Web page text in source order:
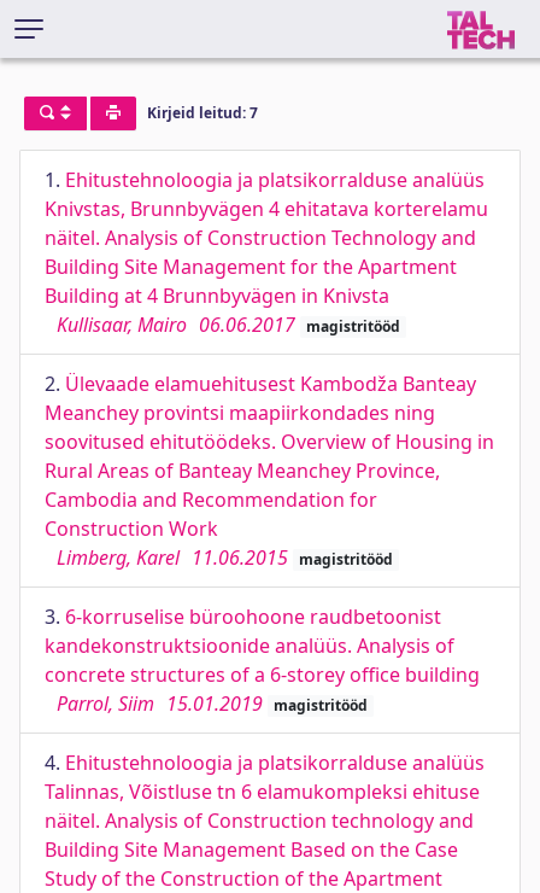
Kirjeid leitud: 7
1. Ehitustehnoloogia ja platsikorralduse analüüs
Knivstas, Brunnbyvägen 4 ehitatava korterelamu
näitel. Analysis of Construction Technology and
Building Site Management for the Apartment
Building at 4 Brunnbyvägen in Knivsta
Kullisaar, Mairo 06.06.2017 magistritööd
2. Ülevaade elamuehitusest Kambodža Banteay
Meanchey provintsi maapiirkondades ning
soovitused ehitutöödeks. Overview of Housing in
Rural Areas of Banteay Meanchey Province,
Cambodia and Recommendation for
Construction Work
Limberg, Karel 11.06.2015 magistritööd
3. 6-korruselise büroohoone raudbetoonist
kandekonstruktsioonide analüüs. Analysis of
concrete structures of a 6-storey office building
Parrol, Siim 15.01.2019 magistritööd
4. Ehitustehnoloogia ja platsikorralduse analüüs
Talinnas, Võistluse tn 6 elamukompleksi ehituse
näitel. Analysis of Construction technology and
Building Site Management Based on the Case
Study of the Construction of the Apartment